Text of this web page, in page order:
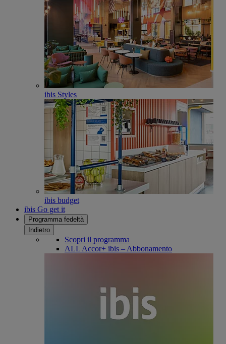
ibis Styles
ibis budget
ibis Go get it
Programma fedeltà
Indietro
Scopri il programma
ALL Accor+ ibis – Abbonamento